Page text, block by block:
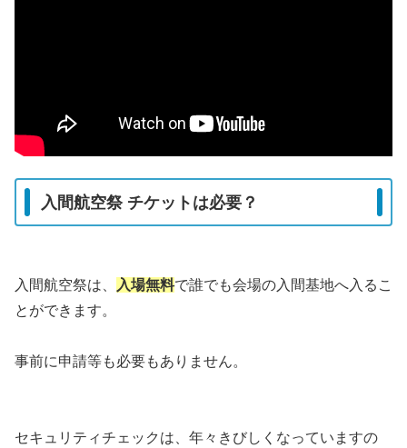
入間航空祭 チケットは必要？
入間航空祭は、 入場無料で誰でも会場の入間基地へ入るこ
とができます。
事前に申請等も必要もありません。
セキュリティチェックは、年々きびしくなっていますの